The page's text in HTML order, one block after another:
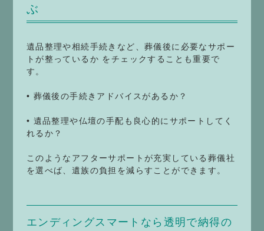
ぶ
遺品整理や相続手続きなど、葬儀後に必要なサポー
トが整っているか をチェックすることも重要で
す。
• 葬儀後の手続きアドバイスがあるか？
• 遺品整理や仏壇の手配も良心的にサポートしてく
れるか？
このようなアフターサポートが充実している葬儀社
を選べば、遺族の負担を減らすことができます。
エンディングスマートなら透明で納得の